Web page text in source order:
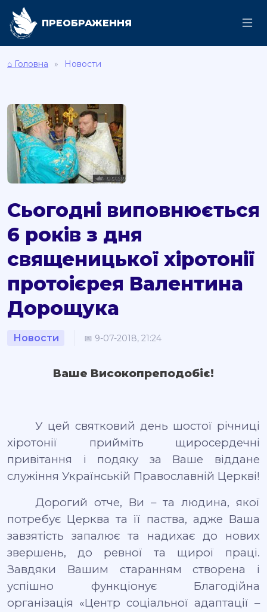
ПРЕОБРАЖЕННЯ
⌂ Головна Новости
Сьогодні виповнюється
6 років з дня
священицької хіротонії
протоієрея Валентина
Дорощука
Новости 📅 9-07-2018, 21:24
Ваше Високопреподобіє!
У цей святковий день шостої річниці
хіротонії прийміть щиросердечні
привітання і подяку за Ваше віддане
служіння Українській Православній Церкві!
Дорогийотче, Ви – та людина, якої
потребує Церква та її паства, адже Ваша
завзятість запалює та надихає до нових
звершень, до ревної та щирої праці.
Завдяки Вашим старанням створена і
успішно функціонує Благодійна
організація «Центр соціальної адаптації –